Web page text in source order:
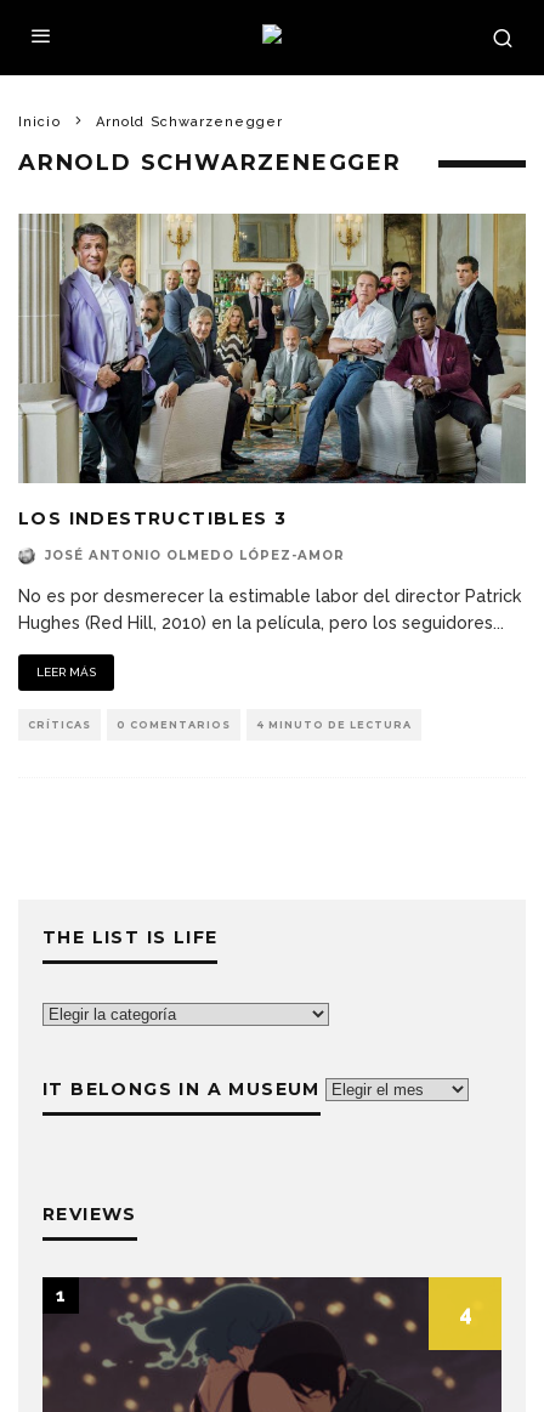
Inicio Arnold Schwarzenegger
ARNOLD SCHWARZENEGGER
LOS INDESTRUCTIBLES 3
JOSÉ ANTONIO OLMEDO LÓPEZ-AMOR
No es por desmerecer la estimable labor del director Patrick
Hughes (Red Hill, 2010) en la película, pero los seguidores...
LEER MÁS
CRÍTICAS 0 COMENTARIOS 4 MINUTO DE LECTURA
THE LIST IS LIFE
The
Life
IT BELONGS IN A MUSEUM
It
REVIEWS
4
1